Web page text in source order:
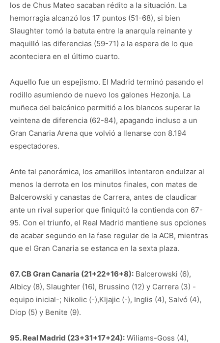
los de Chus Mateo sacaban rédito a la situación. La
hemorragia alcanzó los 17 puntos (51-68), si bien
Slaughter tomó la batuta entre la anarquía reinante y
maquilló las diferencias (59-71) a la espera de lo que
aconteciera en el último cuarto.
Aquello fue un espejismo. El Madrid terminó pasando el
rodillo asumiendo de nuevo los galones Hezonja. La
muñeca del balcánico permitió a los blancos superar la
veintena de diferencia (62-84), apagando incluso a un
Gran Canaria Arena que volvió a llenarse con 8.194
espectadores.
Ante tal panorámica, los amarillos intentaron endulzar al
menos la derrota en los minutos finales, con mates de
Balcerowski y canastas de Carrera, antes de claudicar
ante un rival superior que finiquitó la contienda con 67-
95. Con el triunfo, el Real Madrid mantiene sus opciones
de acabar segundo en la fase regular de la ACB, mientras
que el Gran Canaria se estanca en la sexta plaza.
67. CB Gran Canaria (21+22+16+8): Balcerowski (6),
Albicy (8), Slaughter (16), Brussino (12) y Carrera (3) -
equipo inicial-; Nikolic (-),Kljajic (-), Inglis (4), Salvó (4),
Diop (5) y Benite (9).
95. Real Madrid (23+31+17+24): Wiliams-Goss (4),